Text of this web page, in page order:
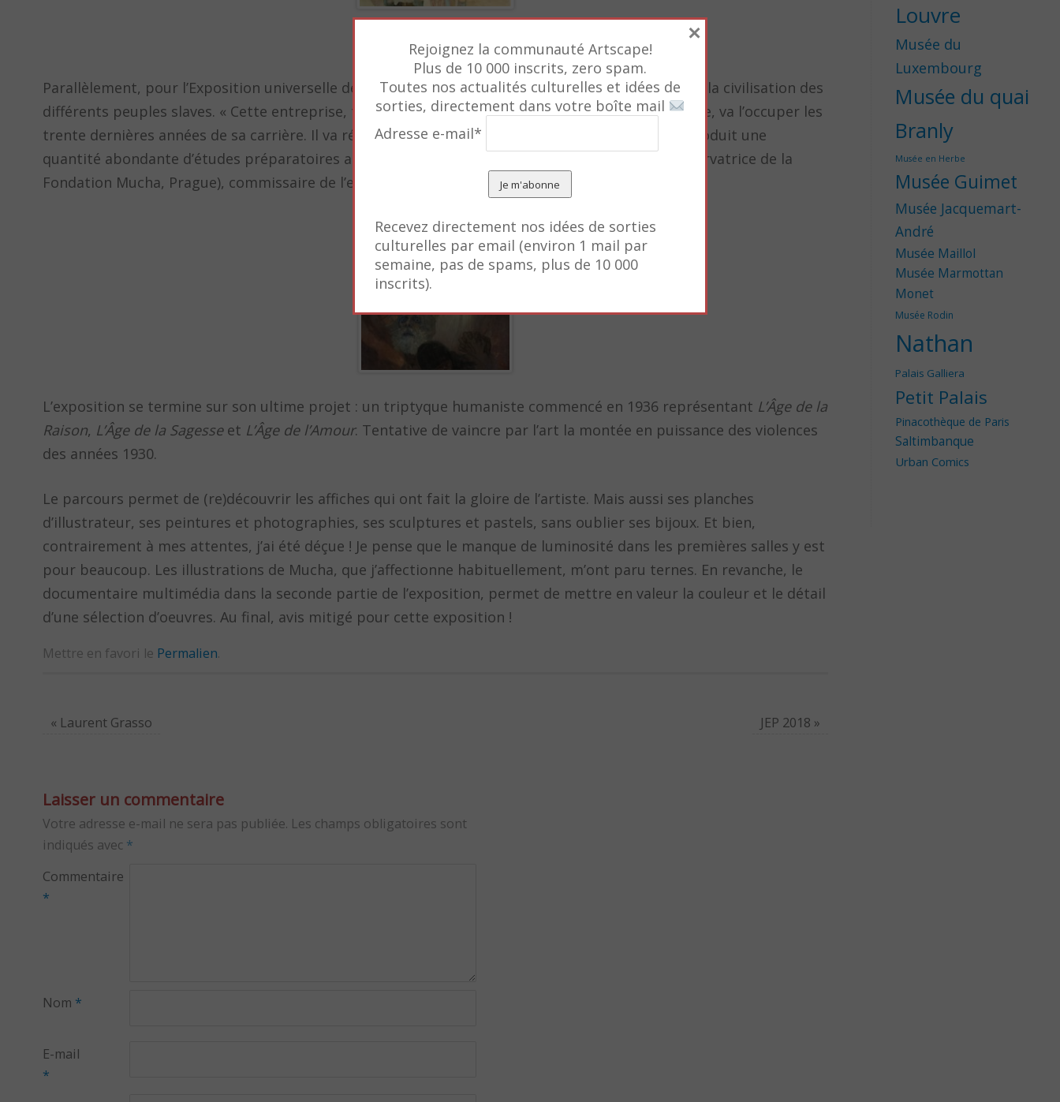
Parallèlement, pour l’Exposition universelle de 1900, Mucha entreprend de dépeindre l’histoire et la civilisation des
différents peuples slaves. « Cette entreprise, teintée d’une philosophie humaniste, franc-maçonne, va l’occuper les
trente dernières années de sa carrière. Il va réaliser des toiles gigantesques, pour lesquelles il produit une
quantité abondante d’études préparatoires au dessin virtuose », commente Tomoko Sato (conservatrice de la
Fondation Mucha, Prague), commissaire de l’exposition.
L’exposition se termine sur son ultime projet : un triptyque humaniste commencé en 1936 représentant L’Âge de la
Raison, L’Âge de la Sagesseet L’Âge de l’Amour. Tentative de vaincre par l’art la montée en puissance des violences
des années 1930.
Le parcours permet de (re)découvrir les affiches qui ont fait la gloire de l’artiste. Mais aussi ses planches
d’illustrateur, ses peintures et photographies, ses sculptures et pastels, sans oublier ses bijoux. Et bien,
contrairement à mes attentes, j’ai été déçue ! Je pense que le manque de luminosité dans les premières salles y est
pour beaucoup. Les illustrations de Mucha, que j’affectionne habituellement, m’ont paru ternes. En revanche, le
documentaire multimédia dans la seconde partie de l’exposition, permet de mettre en valeur la couleur et le détail
d’une sélection d’oeuvres. Au final, avis mitigé pour cette exposition !
Mettre en favori le Permalien.
« Laurent Grasso JEP 2018 »
Laisser un commentaire
Votre adresse e-mail ne sera pas publiée. Les champs obligatoires sont
indiqués avec *
Commentaire
*
Nom *
E-mail
*
Louvre
Musée du
Luxembourg
Musée du quai
Branly
Musée en Herbe
Musée Guimet
Musée Jacquemart-
André
Musée Maillol
Musée Marmottan
Monet
Musée Rodin
Nathan
Palais Galliera
Petit Palais
Pinacothèque de Paris
Saltimbanque
Urban Comics
Rejoignez la communauté Artscape!
Plus de 10 000 inscrits, zero spam.
Toutes nos actualités culturelles et idées de
sorties, directement dans votre boîte mail
Adresse e-mail*
Recevez directement nos idées de sorties
culturelles par email (environ 1 mail par
semaine, pas de spams, plus de 10 000
inscrits).
×